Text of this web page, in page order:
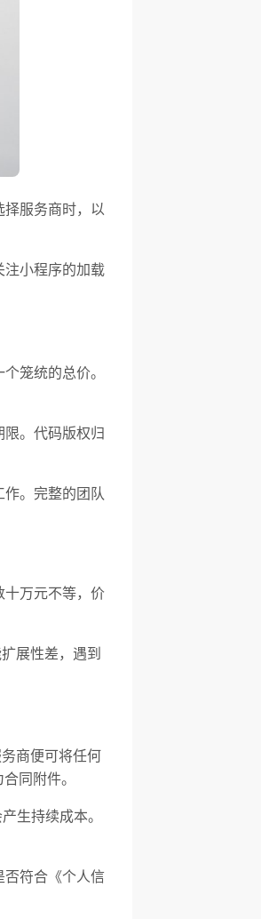
择服务商时，以
注小程序的加载
笼统的总价。
。代码版权归
。完整的团队
十万元不等，价
展性差，遇到
商便可将任何
同附件。
生持续成本。
否符合《个人信